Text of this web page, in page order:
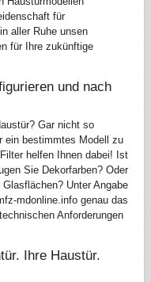
für
aller Ruhe unsen
für Ihre zukünftige
und nach
Gar nicht so
ein bestimmtes Modell zu
helfen Ihnen dabei! Ist
Sie Dekorfarben? Oder
Unter Angabe
mdonline.info genau das
Anforderungen
Ihre Haustür.